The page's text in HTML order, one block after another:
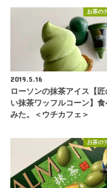
お茶の
2019.5.16
ローソンの抹茶アイス【匠
い抹茶ワッフルコーン】食
みた。＜ウチカフェ＞
お茶の